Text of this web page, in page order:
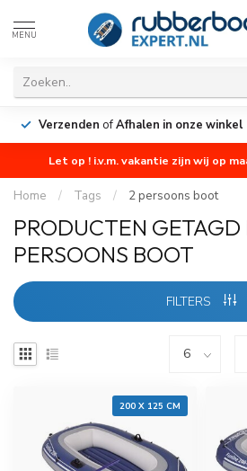
MENU
Verzenden ofAfhalen in onze winkel
Let op ! i.v.m. vakantie zijn wij op
Home / Tags / 2 persoons boot
PRODUCTEN GETAGD
PERSOONS BOOT
FILTERS
200 X 125 CM